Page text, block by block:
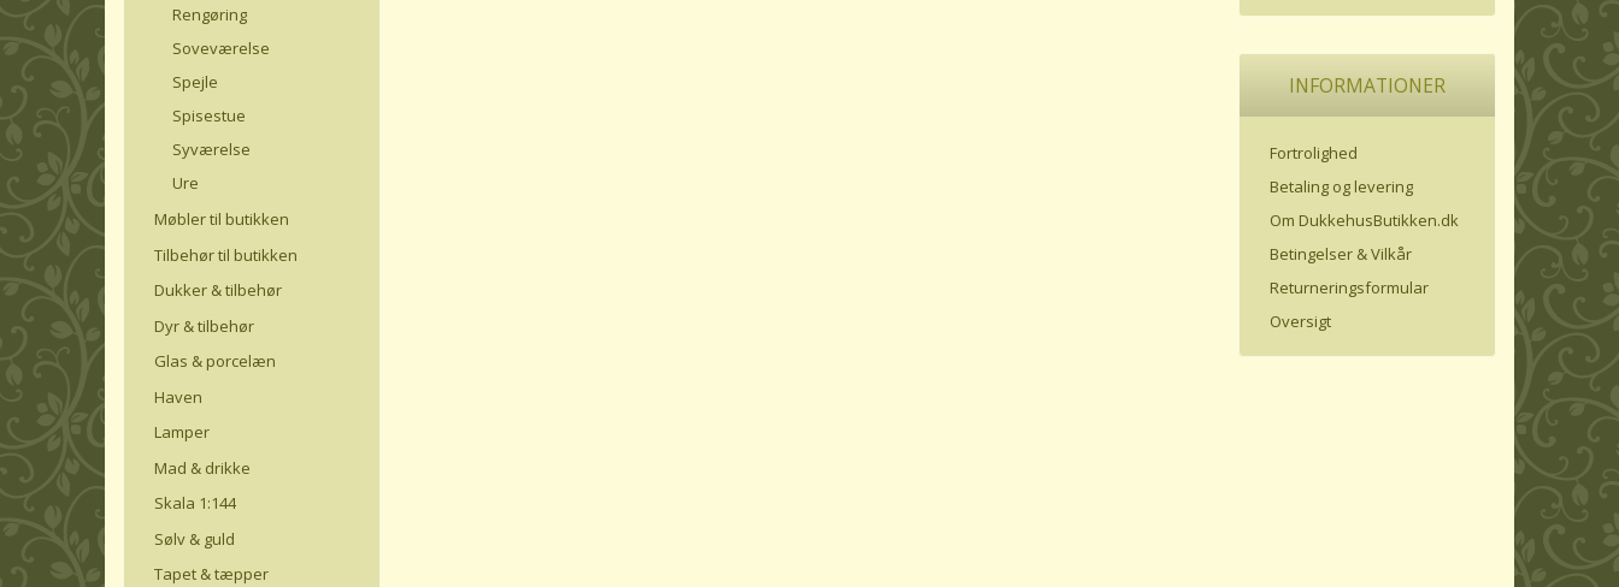
Rengøring
Soveværelse
Spejle
Spisestue
Syværelse
Ure
Møbler til butikken
Tilbehør til butikken
Dukker & tilbehør
Dyr & tilbehør
Glas & porcelæn
Haven
Lamper
Mad & drikke
Skala 1:144
Sølv & guld
Tapet & tæpper
INFORMATIONER
Fortrolighed
Betaling og levering
Om DukkehusButikken.dk
Betingelser & Vilkår
Returneringsformular
Oversigt